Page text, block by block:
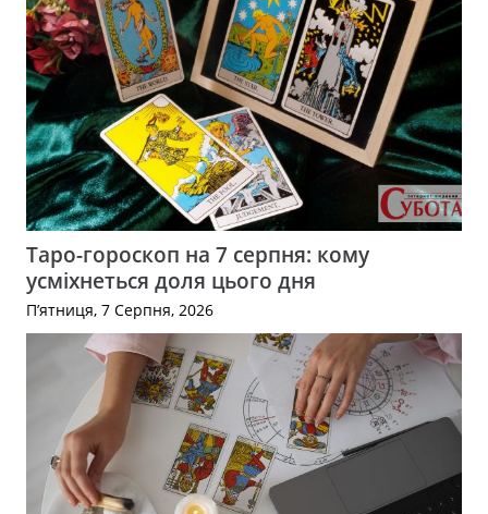
Таро-гороскоп на 7 серпня: кому
усміхнеться доля цього дня
П’ятниця, 7 Серпня, 2026